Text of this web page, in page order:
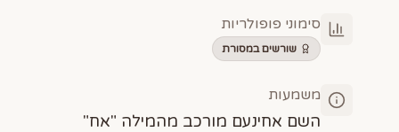
סימוני פופולריות
שורשים במסורת
משמעות
השם אחינעם מורכב מהמילה "אח"